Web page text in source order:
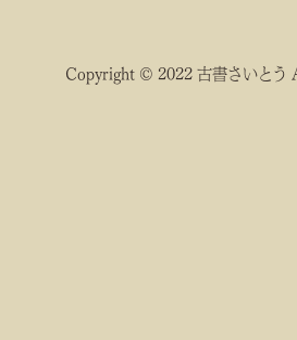
Copyright © 2022 古書さいとう